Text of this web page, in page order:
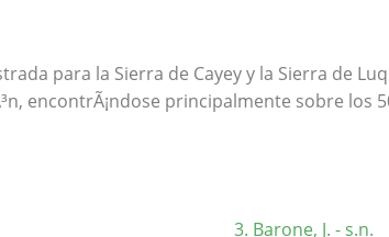
para la Sierra de Cayey y la Sierra de
encontrÃ¡ndose principalmente sobre los
Barone, J. - s.n.